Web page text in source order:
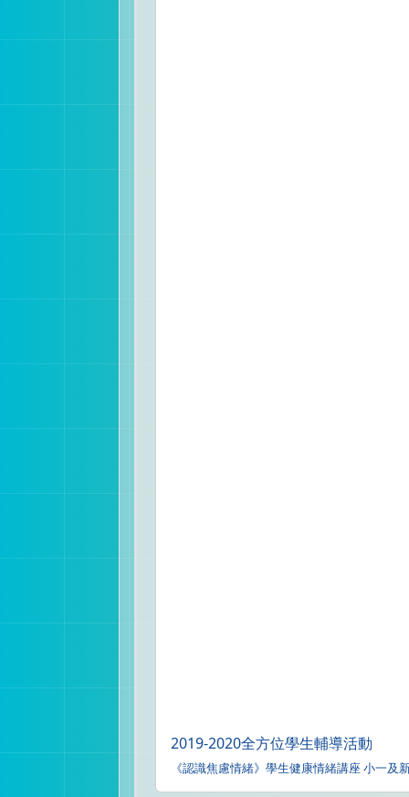
2019-2020全方位學生輔導活動
《認識焦慮情緒》學生健康情緒講座 小一及